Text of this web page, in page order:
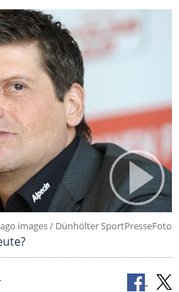
images / Dünhölter SportPresseFoto